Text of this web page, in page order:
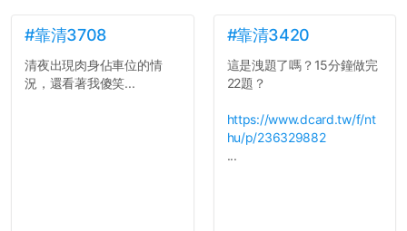
長作弊的風氣。
反正老人我明天就要搬離新
竹，之後如何發展與我無
吧XD，祝學弟妹們修課順利
~~...
#靠清3708
清夜出現肉身佔車位的情
況，還看著我傻笑...
#靠清3420
這是洩題了嗎？15分鐘做完
22題？
https://www.dcard.tw/f/nt
hu/p/236329882
...